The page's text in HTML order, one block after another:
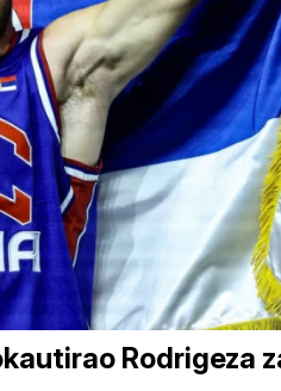
Rodrigeza